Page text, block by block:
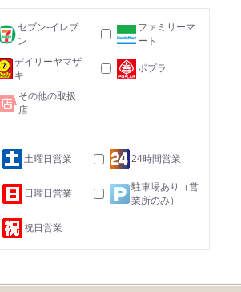
セブン-イレブ
ン
ファミリーマ
ート
デイリーヤマザ
キ
ポプラ
その他の取扱
店
土曜日営業 24時間営業
日曜日営業
駐車場あり（営
業所のみ）
祝日営業